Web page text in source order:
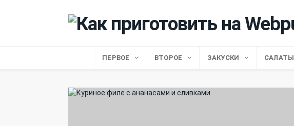
ПЕРВОЕ ВТОРОЕ ЗАКУСКИ САЛАТЫ